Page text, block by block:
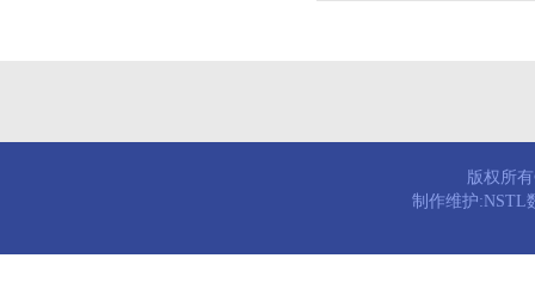
版权所
制作维护:NSTL